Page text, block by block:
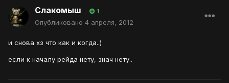
Слакомыш 1
Опубликовано 4 апреля, 2012
и снова хз что как и когда..)
если к началу рейда нету, знач нету..